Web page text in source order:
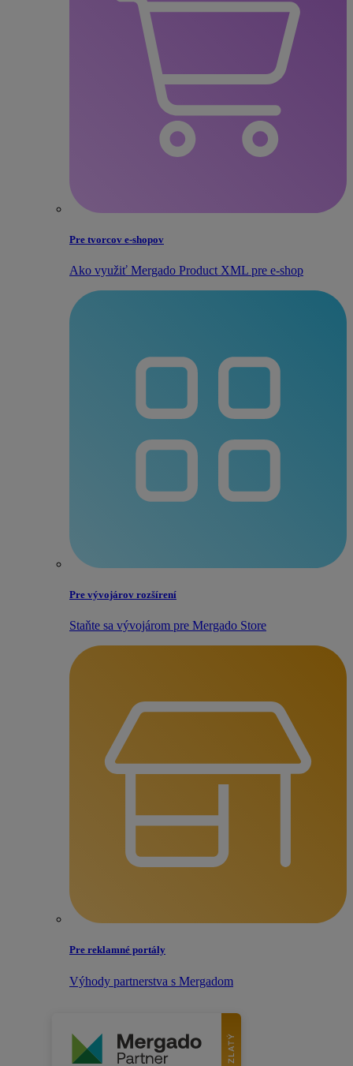
Pre tvorcov e‑shopov
Ako využiť Mergado Product XML pre e‑shop
Pre vývojárov rozšírení
Staňte sa vývojárom pre Mergado Store
Pre reklamné portály
Výhody partnerstva s Mergadom